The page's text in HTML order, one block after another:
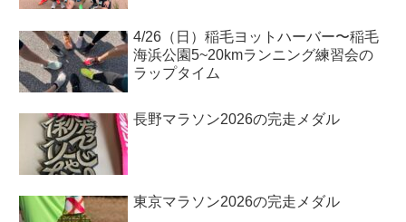
4/26（日）稲毛ヨットハーバー〜稲毛
海浜公園5~20kmランニング練習会の
ラップタイム
長野マラソン2026の完走メダル
東京マラソン2026の完走メダル